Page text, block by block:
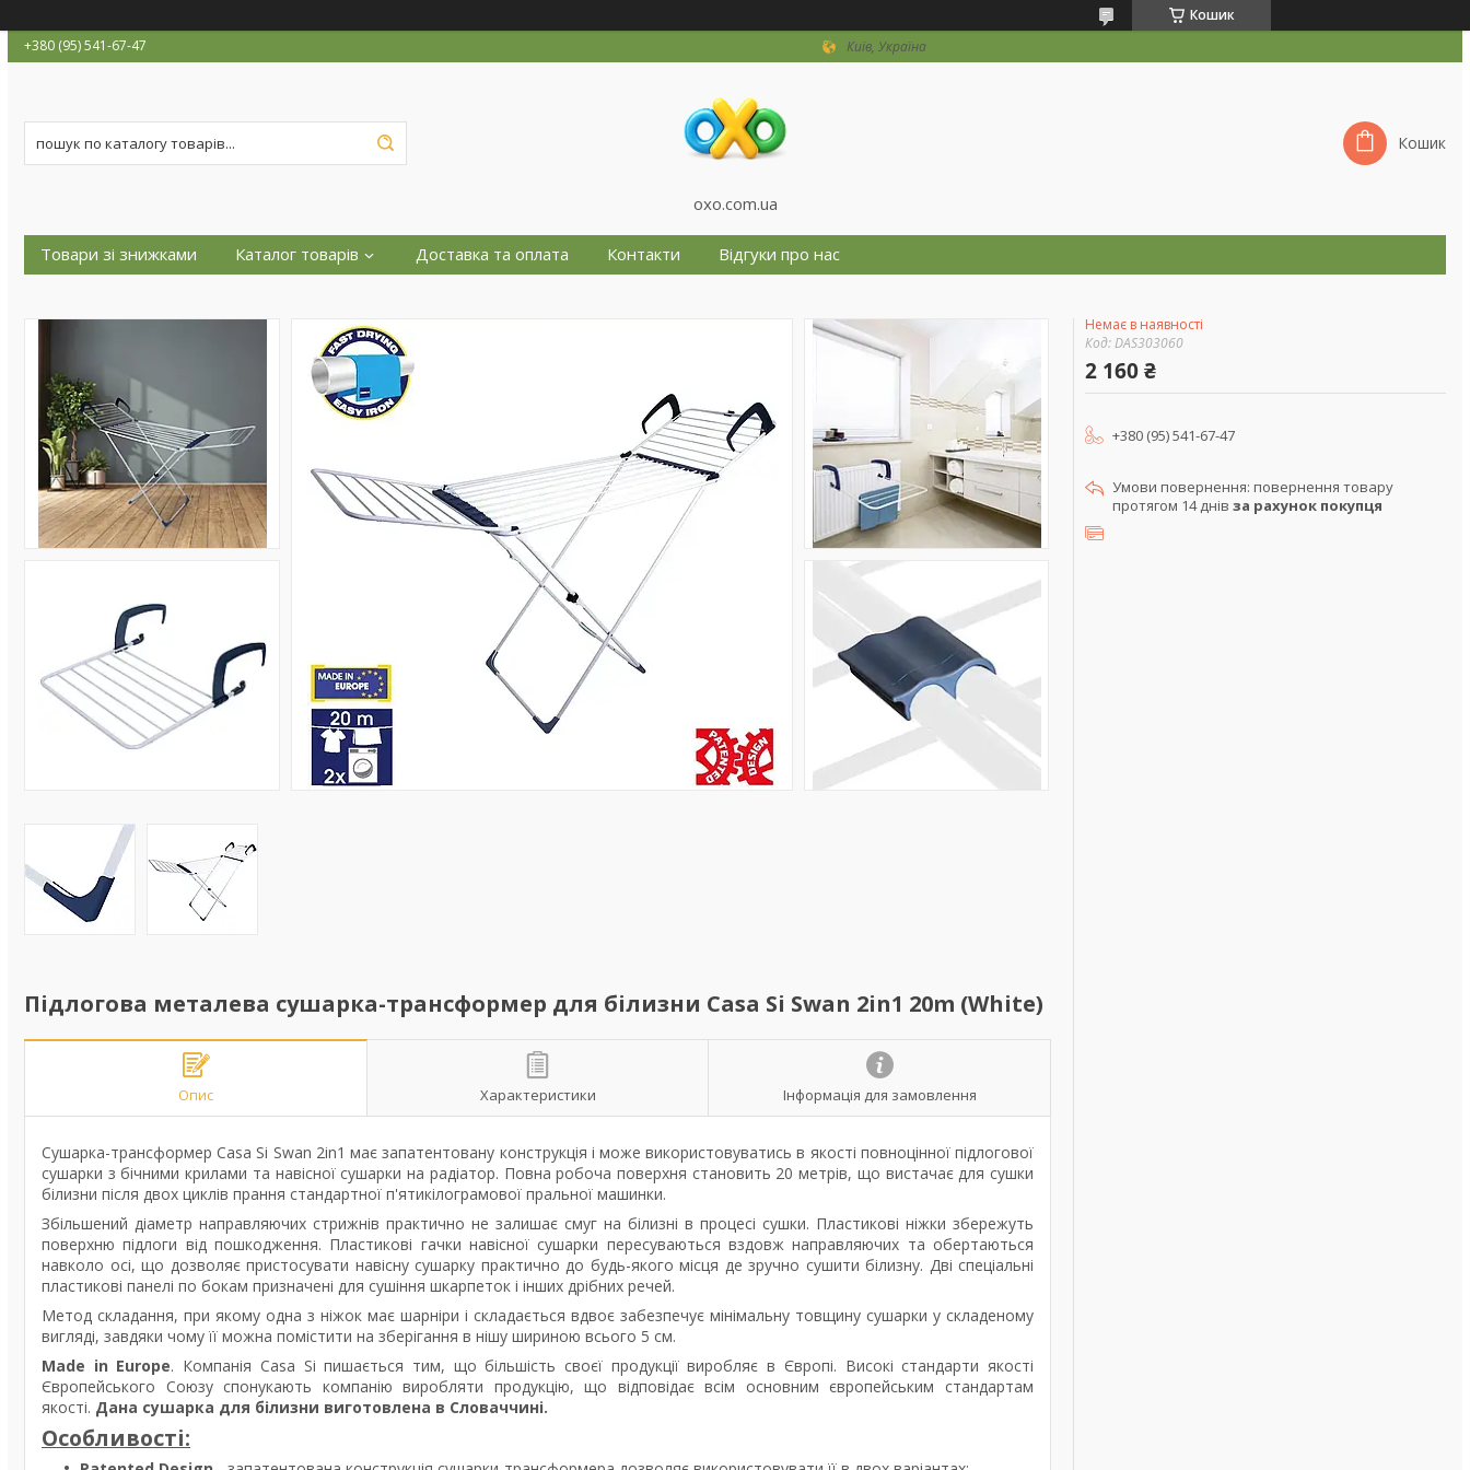
Кошик
+380 (95) 541-67-47
Київ, Україна
oxo.com.ua
Кошик
Товари зі знижками Каталог товарів Доставка та оплата Контакти Відгуки про нас
Підлогова металева сушарка-трансформер для білизни Casa Si Swan 2in1 20m (White)
Опис Характеристики Інформація для замовлення
Сушарка-трансформер Casa Si Swan 2in1 має запатентовану конструкція і може використовуватись в якості повноцінної підлогової
сушарки з бічними крилами та навісної сушарки на радіатор. Повна робоча поверхня становить 20 метрів, що вистачає для сушки
білизни після двох циклів прання стандартної п'ятикілограмової пральної машинки.
Збільшений діаметр направляючих стрижнів практично не залишає смуг на білизні в процесі сушки. Пластикові ніжки збережуть
поверхню підлоги від пошкодження. Пластикові гачки навісної сушарки пересуваються вздовж направляючих та обертаються
навколо осі, що дозволяє пристосувати навісну сушарку практично до будь-якого місця де зручно сушити білизну. Дві спеціальні
пластикові панелі по бокам призначені для сушіння шкарпеток і інших дрібних речей.
Метод складання, при якому одна з ніжок має шарніри і складається вдвоє забезпечує мінімальну товщину сушарки у складеному
вигляді, завдяки чому її можна помістити на зберігання в нішу шириною всього 5 см.
Made in Europe. Компанія Casa Si пишається тим, що більшість своєї продукції виробляє в Європі. Високі стандарти якості
Європейського Союзу спонукають компанію виробляти продукцію, що відповідає всім основним європейським стандартам
якості. Дана сушарка для білизни виготовлена в Словаччині.
Особливості:
Немає в наявності
Код:DAS303060
2 160 ₴
+380 (95) 541-67-47
повернення товару
протягом 14 днів за рахунок покупця